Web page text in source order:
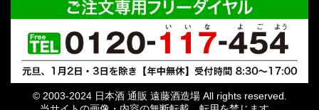
© 2003-2024 日本酒 通販 遠藤酒造場 All rights reserved.